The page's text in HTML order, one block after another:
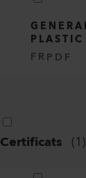
FR PDF
Certificats (1)